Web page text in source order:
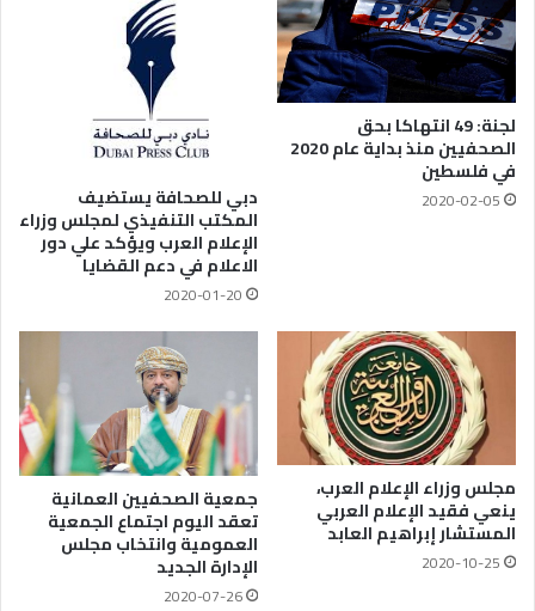
لجنة: 49 انتهاكا بحق
الصحفيين منذ بداية عام 2020
في فلسطين
2020-02-05 دبي للصحافة يستضيف
المكتب التنفيذي لمجلس وزراء
الإعلام العرب ويؤكد علي دور
الاعلام في دعم القضايا
2020-01-20
مجلس وزراء الإعلام العرب،
ينعي فقيد الإعلام العربي
المستشار إبراهيم العابد
2020-10-25
جمعية الصحفيين العمانية
تعقد اليوم اجتماع الجمعية
العمومية وانتخاب مجلس
الإدارة الجديد
2020-07-26